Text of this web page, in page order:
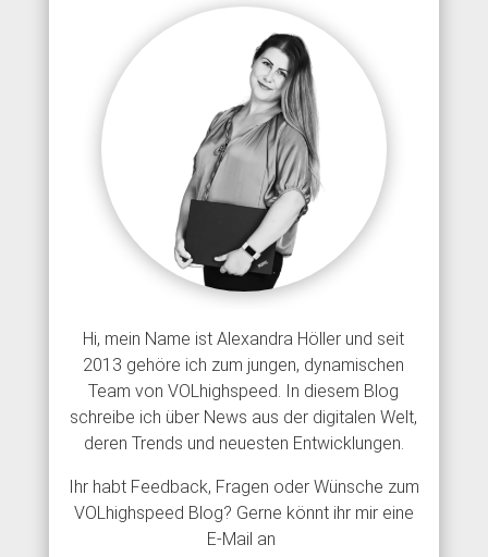
Hi, mein Name ist Alexandra Höller und seit
2013 gehöre ich zum jungen, dynamischen
Team von VOLhighspeed. In diesem Blog
schreibe ich über News aus der digitalen Welt,
deren Trends und neuesten Entwicklungen.
Ihr habt Feedback, Fragen oder Wünsche zum
VOLhighspeed Blog? Gerne könnt ihr mir eine
E-Mail an